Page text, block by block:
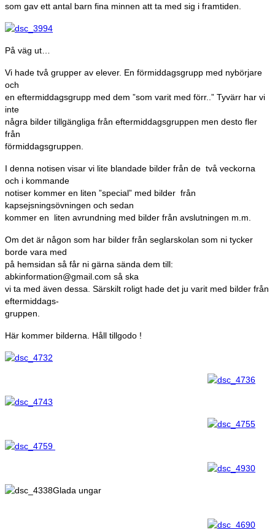
som gav ett antal barn fina minnen att ta med sig i framtiden.
På väg ut…
Vi hade två grupper av elever. En förmiddagsgrupp med nybörjare
och
en eftermiddagsgrupp med dem ”som varit med förr..” Tyvärr har vi
inte
några bilder tillgängliga från eftermiddagsgruppen men desto fler
från
förmiddagsgruppen.
I denna notisen visar vi lite blandade bilder från de två veckorna
och i kommande
notiser kommer en liten ”special” med bilder från
kapsejsningsövningen och sedan
kommer en liten avrundning med bilder från avslutningen m.m.
Om det är någon som har bilder från seglarskolan som ni tycker
borde vara med
på hemsidan så får ni gärna sända dem till:
abkinformation@gmail.com så ska
vi ta med även dessa. Särskilt roligt hade det ju varit med bilder från
eftermiddags-
gruppen.
Här kommer bilderna. Håll tillgodo !
Glada ungar